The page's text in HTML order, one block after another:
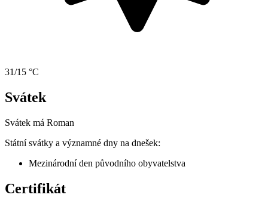
31/15 °C
Svátek
Svátek má Roman
Státní svátky a významné dny na dnešek:
Mezinárodní den původního obyvatelstva
Certifikát